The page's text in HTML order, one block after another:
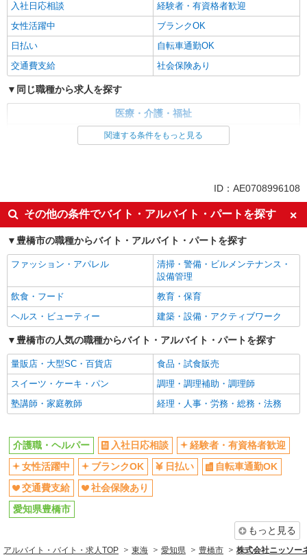
入社日応相談
経験者・有資格者歓迎
女性活躍中
ブランクOK
日払い
自転車通勤OK
交通費支給
社会保険あり
同じ職種から求人を探す
医療・介護・福祉
社会保険あり
関連する条件をもっと見る
ID：AE0708996108
その他の条件でバイト・アルバイト・パートを探す
豊橋市の職種からバイト・アルバイト・パートを探す
ファッション・アパレル
清掃・警備・ビルメンテナンス・
設備管理
飲食・フード
教育・保育
ヘルス・ビューティー
建築・設備・アクティブワーク
豊橋市の人気の職種からバイト・アルバイト・パートを探す
量販店・大型SC・百貨店
食品・試食販売
スイーツ・ケーキ・パン
調理・調理補助・調理師
塾講師・家庭教師
経理・人事・労務・総務・法務
介護職・ヘルパー 入社日応相談
経験者・有資格者歓迎
女性活躍中
ブランクOK 日払い
自転車通勤OK
交通費支給
社会保険あり
愛知県豊橋市
もっと見る
アルバイト・バイト・求人TOP 東海 愛知県 豊橋市 株式会社ニッソー